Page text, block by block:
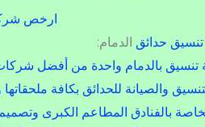
ارخص
حدائق الدمام:
تنسيق بالدمام واحدة من أفضل
والصيانة للحدائق بكافة
بالفنادق المطاعم الكبرى